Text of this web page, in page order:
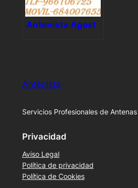
Antenista Agost
Antenista
Servicios Profesionales de
Privacidad
Aviso Legal
Política de privacidad
Política de Cookies